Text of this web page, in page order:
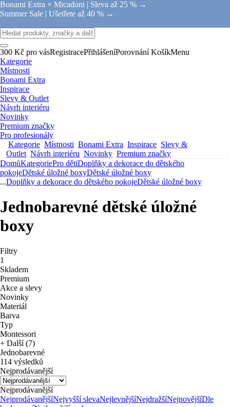
Bonami Extra × Micadoni | Sleva až 25 % →
Summer Sale | Ušetřete až 40 % →
300 Kč pro vásRegistracePřihlášeníPorovnání KošíkMenu
Kategorie
Místnosti
Bonami Extra
Inspirace
Slevy & Outlet
Návrh interiéru
Novinky
Premium značky
Pro profesionály
Kategorie Místnosti Bonami Extra Inspirace Slevy &
Outlet Návrh interiéru Novinky Premium značky
DomůKategoriePro dětiDoplňky a dekorace do dětského
pokojeDětské úložné boxyDětské úložné boxy
...Doplňky a dekorace do dětského pokojeDětské úložné boxy
Jednobarevné dětské úložné
boxy
Filtry
1
Skladem
Premium
Akce a slevy
Novinky
Materiál
Barva
Typ
Montessori
+ Další (7)
Jednobarevné
114 výsledků
Nejprodávanější
Nejprodávanější
NejprodávanějšíNejvyšší slevaNejlevnějšíNejdražšíNejnovějšíDle